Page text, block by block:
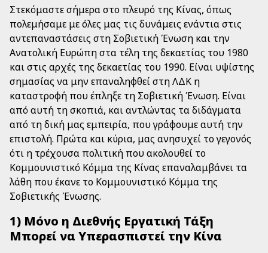
Στεκόμαστε σήμερα στο πλευρό της Κίνας, όπως
πολεμήσαμε με όλες μας τις δυνάμεις ενάντια στις
αντεπαναστάσεις στη Σοβιετική Ένωση και την
Ανατολική Ευρώπη στα τέλη της δεκαετίας του 1980
και στις αρχές της δεκαετίας του 1990. Είναι υψίστης
σημασίας να μην επαναληφθεί στη ΛΔΚ η
καταστροφή που έπληξε τη Σοβιετική Ένωση. Είναι
από αυτή τη σκοπιά, και αντλώντας τα διδάγματα
από τη δική μας εμπειρία, που γράφουμε αυτή την
επιστολή. Πρώτα και κύρια, μας ανησυχεί το γεγονός
ότι η τρέχουσα πολιτική που ακολουθεί το
Κομμουνιστικό Κόμμα της Κίνας επαναλαμβάνει τα
λάθη που έκανε το Κομμουνιστικό Κόμμα της
Σοβιετικής Ένωσης.
1) Μόνο η Διεθνής Εργατική Τάξη
Μπορεί να Υπερασπιστεί την Κίνα